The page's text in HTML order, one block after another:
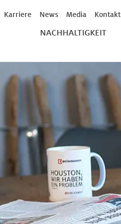
Karriere News Media Kontakt
NACHHALTIGKEIT